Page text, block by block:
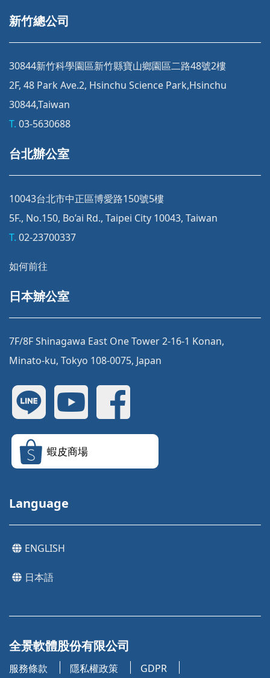
新竹總公司
30844新竹科學園區新竹縣寶山鄉園區二路48號2樓
2F, 48 Park Ave.2, Hsinchu Science Park,Hsinchu
30844,Taiwan
T. 03-5630688
台北辦公室
10043台北市中正區博愛路150號5樓
5F., No.150, Bo’ai Rd., Taipei City 10043, Taiwan
T. 02-23700337
如何前往
日本辧公室
7F/8F Shinagawa East One Tower 2-16-1 Konan,
Minato-ku, Tokyo 108-0075, Japan
蝦皮商場
Language
ENGLISH
日本語
全景軟體股份有限公司
服務條款 隱私權政策
GDPR